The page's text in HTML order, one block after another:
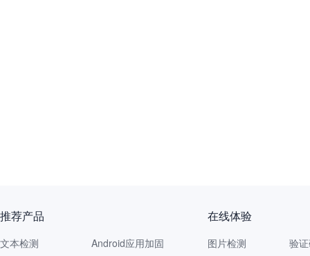
推荐产品
文本检测
Android应用加固
在线体验
图片检测
验